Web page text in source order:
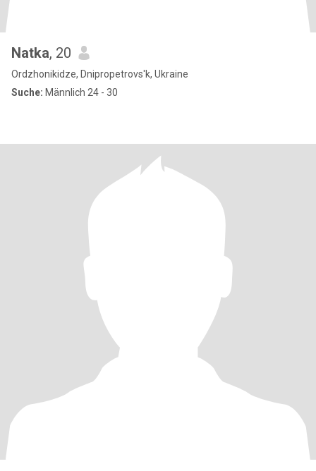
Natka, 20
Ordzhonikidze, Dnipropetrovs'k, Ukraine
Suche: Männlich 24 - 30